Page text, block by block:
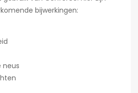
bijwerkingen:
neus